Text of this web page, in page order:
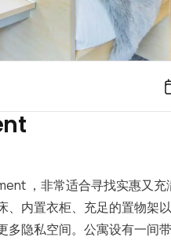
，非常适合寻找实惠又
、内置衣柜、充足的置物架
多隐私空间。公寓设有一间